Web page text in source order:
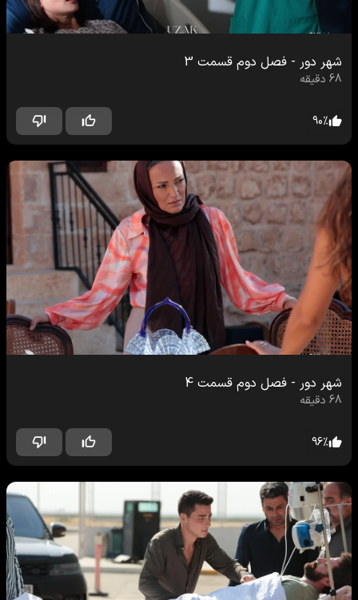
شهر دور - فصل دوم قسمت 3
68 دقیقه
90%
شهر دور - فصل دوم قسمت 4
68 دقیقه
96%